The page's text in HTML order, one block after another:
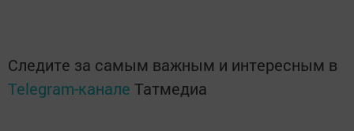
Следите за самым важным и интересным в
Telegram-канале Татмедиа